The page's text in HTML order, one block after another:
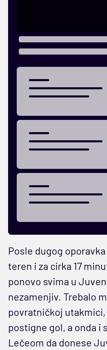
Posle dugog oporavka
teren i za cirka 17
ponovo svima u
nezamenjiv. Trebalo
povratničkoj
postigne gol, a onda i
Lečeom da donese